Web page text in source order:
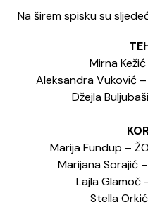
Na širem spisku su
Mirna
Aleksandra Vuković –
Džejla
Marija Fundup –
Marijana Sorajić
Lajla Glamoč
Stella